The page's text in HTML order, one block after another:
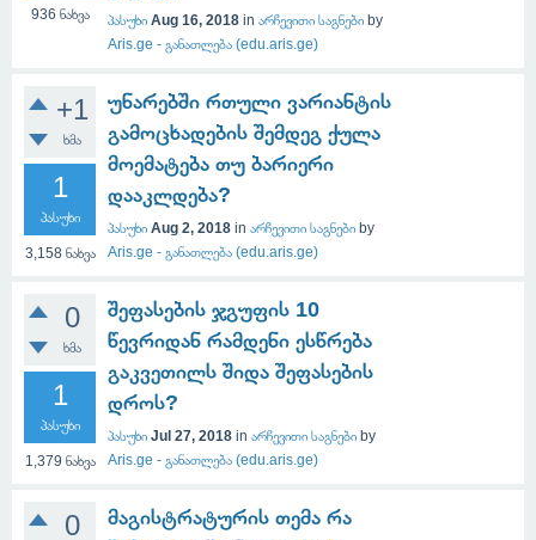
936 ნახვა პასუხი Aug 16, 2018 in არჩევითი საგნები by
Aris.ge - განათლება (edu.aris.ge)
+1
ხმა
1
პასუხი
3,158 ნახვა
უნარებში რთული ვარიანტის
გამოცხადების შემდეგ ქულა
მოემატება თუ ბარიერი
დააკლდება?
პასუხი Aug 2, 2018 in არჩევითი საგნები by
Aris.ge - განათლება (edu.aris.ge)
0
ხმა
1
პასუხი
1,379 ნახვა
შეფასების ჯგუფის 10
წევრიდან რამდენი ესწრება
გაკვეთილს შიდა შეფასების
დროს?
პასუხი Jul 27, 2018 in არჩევითი საგნები by
Aris.ge - განათლება (edu.aris.ge)
0
მაგისტრატურის თემა რა